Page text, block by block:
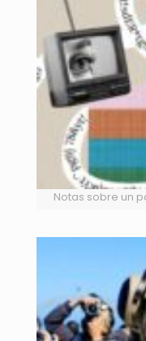
Notas sobre un